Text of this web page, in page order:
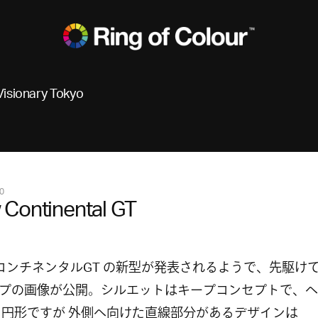
Tokyo
GT
チネンタルGT の新型が発表されるようで、先駆け
の画像が公開。シルエットはキープコンセプトで、